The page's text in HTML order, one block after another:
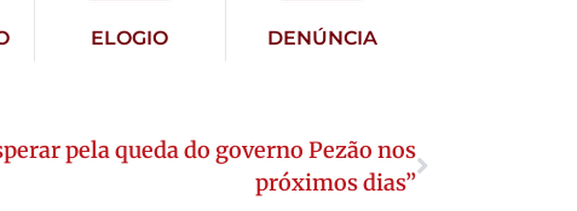
ELOGIO DENÚNCIA
pela queda do governo Pezão nos
próximos dias”